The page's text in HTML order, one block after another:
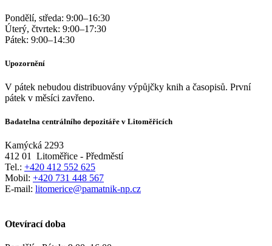
Pondělí, středa: 9:00–16:30
Úterý, čtvrtek: 9:00–17:30
Pátek: 9:00–14:30
Upozornění
V pátek nebudou distribuovány výpůjčky knih a časopisů. První
pátek v měsíci zavřeno.
Badatelna centrálního depozitáře v Litoměřicích
Kamýcká 2293
412 01 Litoměřice - Předměstí
Tel.: +420 412 552 625
Mobil: +420 731 448 567
E-mail: litomerice@pamatnik-np.cz
Otevírací doba